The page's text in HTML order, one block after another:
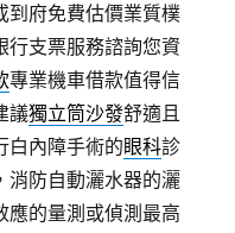
到府免費估價業質樸
行支票服務諮詢您資
專業機車借款值得信
議獨立筒沙發舒適且
白內障手術的眼科診
消防自動灑水器的灑
應的量測或偵測最高